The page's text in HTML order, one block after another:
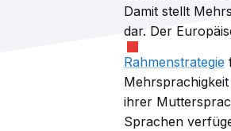
Damit stellt
dar. Der
Rahmenstrategie
ihrer
Sprachen